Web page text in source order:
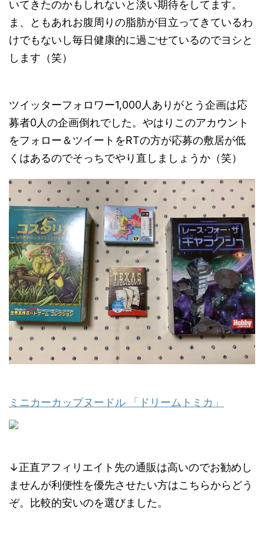
いてきたのかもしれないと淡い期待をしてます。
ま、ともあれお腹周りの脂肪が目立ってきているわ
けでもないし毎日健康的に過ごせているのでヨシと
します（笑）
ツイッターフォロワー1,000人ありがとう企画は応
募者0人の企画倒れでした。やはりこのアカウント
をフォロー＆ツイートをRTの方が応募の敷居が低
くはあるのでそっちでやり直しましょうか（笑）
ミニカーカップヌードル 「ドリームトミカ」
↓正直アフィリエイト先の通販は高いのでお勧めし
ませんが利便性を優先させたい方はこちらからどう
ぞ。比較的安いのを選びました。